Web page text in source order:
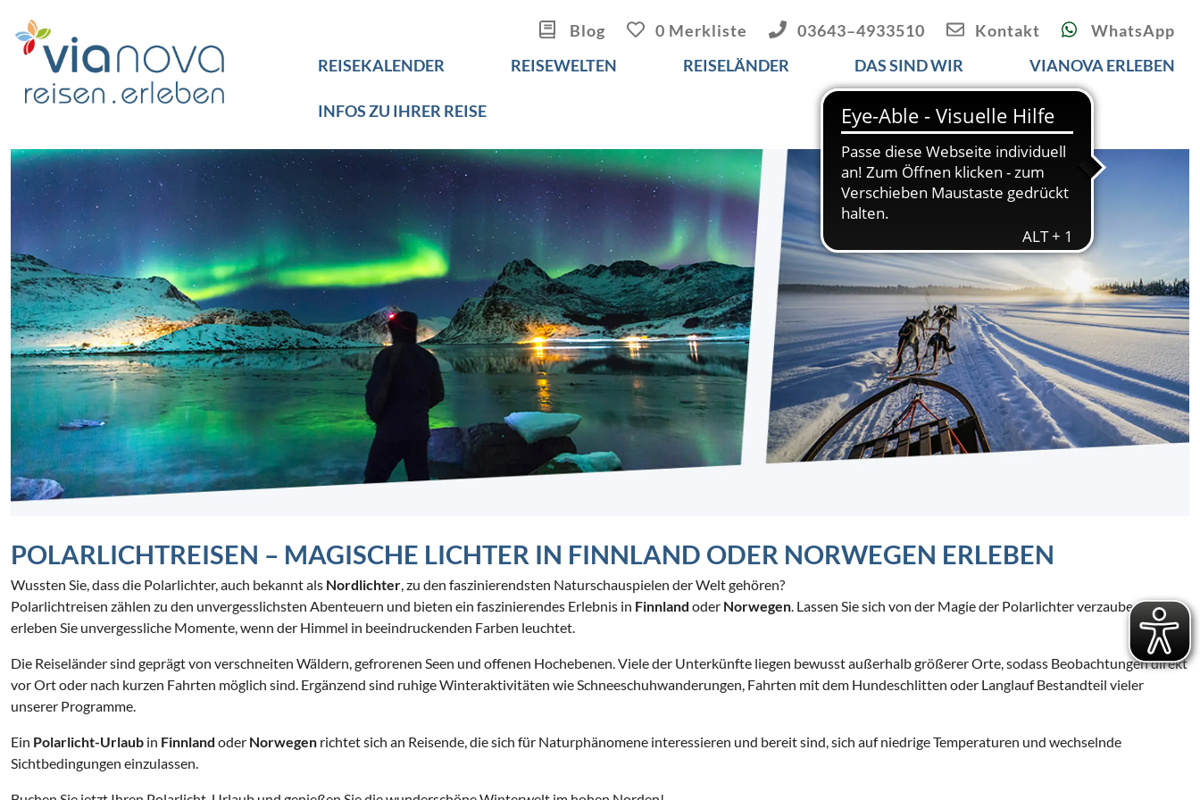
Blog 0 Merkliste 03643–4933510 Kontakt
WhatsApp
REISEKALENDER
REISEWELTEN REISELÄNDER DAS SIND WIR VIANOVA ERLEBEN
INFOS ZU IHRER REISE
POLARLICHTREISEN – MAGISCHE LICHTER IN FINNLAND ODER NORWEGEN ERLEBEN
Wussten Sie, dass die Polarlichter, auch bekannt als Nordlichter, zu den faszinierendsten Naturschauspielen der Welt gehören?
Polarlichtreisen zählen zu den unvergesslichsten Abenteuern und bieten ein faszinierendes Erlebnis in Finnland oder Norwegen. Lassen Sie sich von der Magie der Polarlichter verzaubern und
erleben Sie unvergessliche Momente, wenn der Himmel in beeindruckenden Farben leuchtet.
Die Reiseländer sind geprägt von verschneiten Wäldern, gefrorenen Seen und offenen Hochebenen. Viele der Unterkünfte liegen bewusst außerhalb größerer Orte, sodass Beobachtungen direkt
vor Ort oder nach kurzen Fahrten möglich sind. Ergänzend sind ruhige Winteraktivitäten wie Schneeschuhwanderungen, Fahrten mit dem Hundeschlitten oder Langlauf Bestandteil vieler
unserer Programme.
Ein Polarlicht-Urlaub in Finnland oder Norwegen richtet sich an Reisende, die sich für Naturphänomene interessieren und bereit sind, sich auf niedrige Temperaturen und wechselnde
Sichtbedingungen einzulassen.